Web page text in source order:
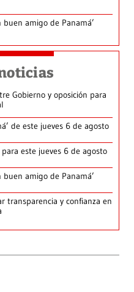
amigo de Panamá’
Gobierno y oposición para
de este jueves 6 de agosto
este jueves 6 de agosto
amigo de Panamá’
transparencia y confianza en